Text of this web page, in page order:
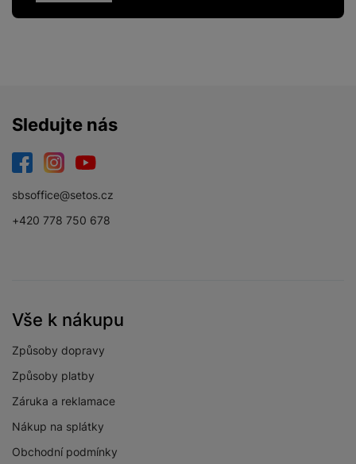
Sledujte nás
sbsoffice@setos.cz
+420 778 750 678
Vše k nákupu
Způsoby dopravy
Způsoby platby
Záruka a reklamace
Nákup na splátky
Obchodní podmínky